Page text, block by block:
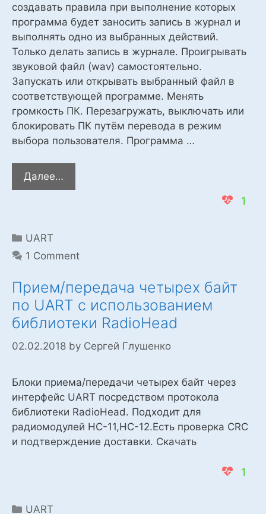
создавать правила при выполнение которых
программа будет заносить запись в журнал и
выполнять одно из выбранных действий.
Только делать запись в журнале. Проигрывать
звуковой файл (wav) самостоятельно.
Запускать или открывать выбранный файл в
соответствующей программе. Менять
громкость ПК. Перезагружать, выключать или
блокировать ПК путём перевода в режим
выбора пользователя. Программа …
Далее…
контроллером
1
Categories
UART
1 Comment
Прием/передача четырех байт
по UART с использованием
библиотеки RadioHead
02.02.2018 by Сергей Глушенко
Блоки приема/передачи четырех байт через
интерфейс UART посредством протокола
библиотеки RadioHead. Подходит для
радиомодулей HC-11,HC-12.Есть проверка CRC
и подтверждение доставки. Скачать
1
Categories
UART